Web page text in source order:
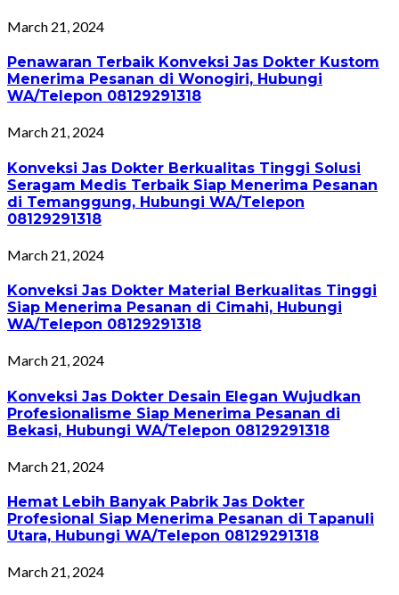
March 21, 2024
Penawaran Terbaik Konveksi Jas Dokter Kustom
Menerima Pesanan di Wonogiri, Hubungi
WA/Telepon 08129291318
March 21, 2024
Konveksi Jas Dokter Berkualitas Tinggi Solusi
Seragam Medis Terbaik Siap Menerima Pesanan
di Temanggung, Hubungi WA/Telepon
08129291318
March 21, 2024
Konveksi Jas Dokter Material Berkualitas Tinggi
Siap Menerima Pesanan di Cimahi, Hubungi
WA/Telepon 08129291318
March 21, 2024
Konveksi Jas Dokter Desain Elegan Wujudkan
Profesionalisme Siap Menerima Pesanan di
Bekasi, Hubungi WA/Telepon 08129291318
March 21, 2024
Hemat Lebih Banyak Pabrik Jas Dokter
Profesional Siap Menerima Pesanan di Tapanuli
Utara, Hubungi WA/Telepon 08129291318
March 21, 2024